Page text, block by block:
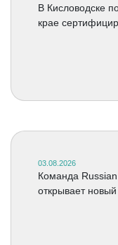
В Кисловодске
крае
03.08.2026
Команда
открывает новый